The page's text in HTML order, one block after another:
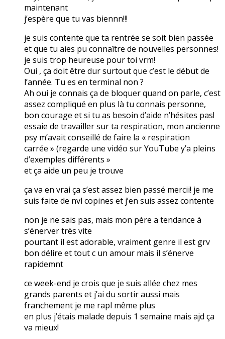
maintenant
j’espère que tu vas biennn!!!
je suis contente que ta rentrée se soit bien passée
et que tu aies pu connaître de nouvelles personnes!
je suis trop heureuse pour toi vrm!
Oui , ça doit être dur surtout que c’est le début de
l’année. Tu es en terminal non ?
Ah oui je connais ça de bloquer quand on parle, c’est
assez compliqué en plus là tu connais personne,
bon courage et si tu as besoin d’aide n’hésites pas!
essaie de travailler sur ta respiration, mon ancienne
psy m’avait conseillé de faire la « respiration
carrée » (regarde une vidéo sur YouTube y’a pleins
d’exemples différents »
et ça aide un peu je trouve
ça va en vrai ça s’est assez bien passé mercii! je me
suis faite de nvl copines et j’en suis assez contente
non je ne sais pas, mais mon père a tendance à
s’énerver très vite
pourtant il est adorable, vraiment genre il est grv
bon délire et tout c un amour mais il s’énerve
rapidemnt
ce week-end je crois que je suis allée chez mes
grands parents et j’ai du sortir aussi mais
franchement je me rapl même plus
en plus j’étais malade depuis 1 semaine mais ajd ça
va mieux!